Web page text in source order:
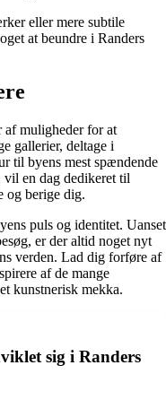
eller mere subtile
at beundre i Randers
af muligheder for at
gallerier, deltage i
til byens mest spændende
en dag dedikeret til
og berige dig.
puls og identitet. Uanset
er der altid noget nyt
verden. Lad dig forføre af
af de mange
kunstnerisk mekka.
sig i Randers